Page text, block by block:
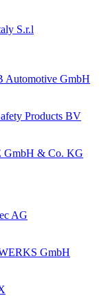
S.r.l
Automotive GmbH
Products BV
GmbH & Co. KG
AG
GmbH